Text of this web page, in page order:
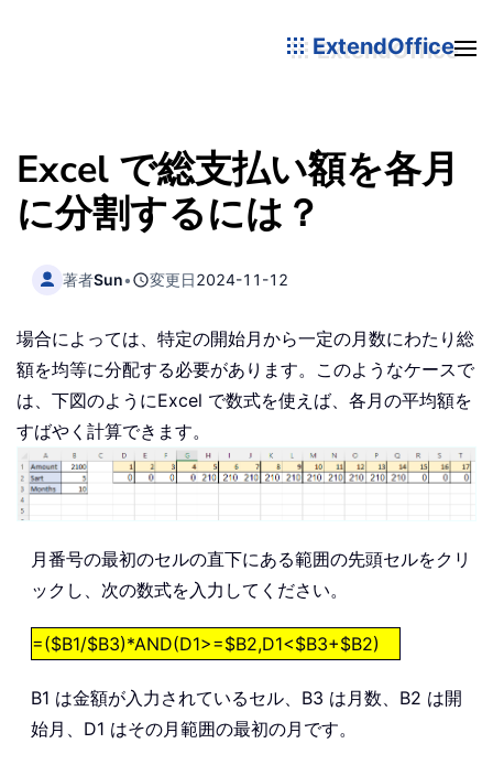
ExtendOffice
Excel で総支払い額を各月
に分割するには？
著者Sun• 変更日2024-11-12
場合によっては、特定の開始月から一定の月数にわたり総
額を均等に分配する必要があります。このようなケースで
は、下図のようにExcel で数式を使えば、各月の平均額を
すばやく計算できます。
月番号の最初のセルの直下にある範囲の先頭セルをクリ
ックし、次の数式を入力してください。
=($B1/$B3)*AND(D1>=$B2,D1<$B3+$B2)
B1 は金額が入力されているセル、B3 は月数、B2 は開
始月、D1 はその月範囲の最初の月です。